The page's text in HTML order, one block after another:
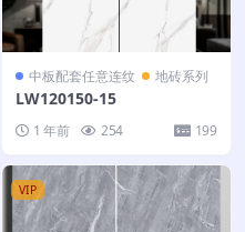
中板配套任意连纹 地砖系列
LW120150-15
1 年前 254 199
VIP